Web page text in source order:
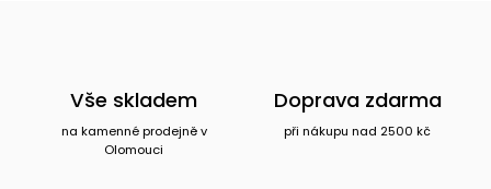
Vše skladem
na kamenné prodejně v
Olomouci
Doprava zdarma
při nákupu nad 2500 kč